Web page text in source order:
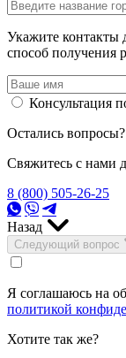
Укажите контакты
способ получения
Консультация
Остались вопросы?
Свяжитесь с нами
8 (800) 505-26-25
Назад
Следующий вопрос
Я соглашаюсь на
политикой
Хотите так же?